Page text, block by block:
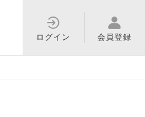
ログイン 会員登録